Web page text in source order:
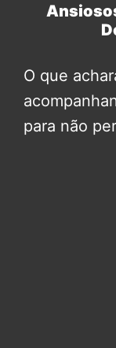
O que
para não